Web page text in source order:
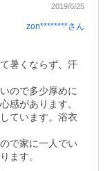
2019/6/25
zon********さん
暑くならず、汗
ので多少厚めに
感があります。
ています。浴衣
で家に一人でい
ます。